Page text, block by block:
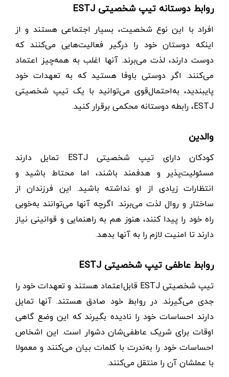
روابط دوستانه تیپ شخصیتی ESTJ
افراد با این نوع شخصیت، بسیار اجتماعی هستند و از
اینکه دوستان خود را درگیر فعالیت‌هایی می‌کنند که
دوست دارند، لذت می‌برند. آنها اغلب به همه‌چیز اعتماد
می‌کنند. اگر دوستی باوفا هستید که به تعهدات خود
پایبندید، به‌احتمال‌قوی می‌توانید با یک تیپ شخصیتی
ESTJ، رابطه دوستانه محکمی برقرار کنید.
والدین
کودکان دارای تیپ شخصیتی ESTJ تمایل دارند
مسئولیت‌پذیر و هدفمند باشند، اما محتاط باشید و
انتظارات زیادی از او نداشته باشید. این فرزندان از
ساختار و روال لذت می‌برند. اگرچه آنها می‌توانند به‌خوبی
راه خود را پیدا کنند، هنوز هم به راهنمایی و قوانینی نیاز
دارند تا امنیت لازم را به آنها بدهد.
روابط عاطفی تیپ شخصیتی ESTJ
تیپ شخصیتی ESTJ قابل‌اعتماد هستند و تعهدات خود را
جدی می‌گیرند. در روابط خود صادق هستند. آنها تمایل
دارند احساسات خود را نادیده بگیرند که این وضع گاهی‌
اوقات برای شریک عاطفی‌شان دشوار است. این اشخاص
احساسات خود را به‌ندرت با کلمات بیان می‌کنند و معمولا
با عملشان آن را منتقل می‌کنند.